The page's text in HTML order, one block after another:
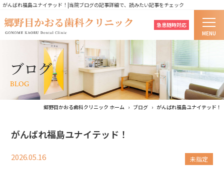
がんばれ福島ユナイテッド！|当院ブログの記事詳細で、読みたい記事をチェック
急患随時対応
MENU
ホーム
当院の歯科治療のコンセプト
はじめての方へ
ブログ
BLOG
郷野目かおる歯科クリニック ホーム ブログ がんばれ福島ユナイテッド！
がんばれ福島ユナイテッド！
2026.05.16 未指定